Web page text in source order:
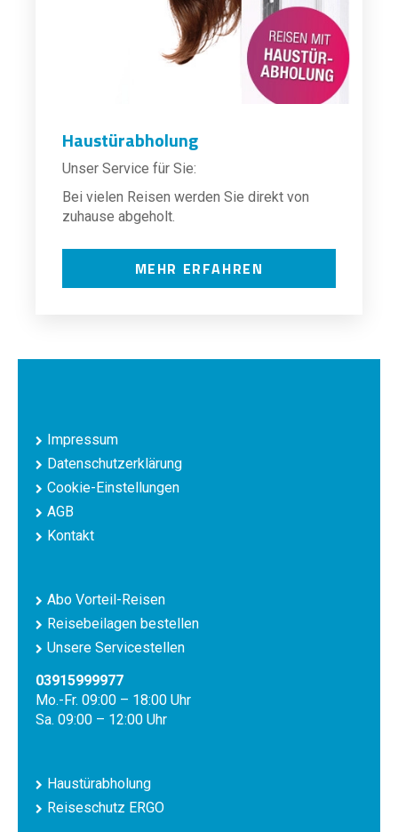
Haustürabholung
Unser Service für Sie:
Bei vielen Reisen werden Sie direkt von
zuhause abgeholt.
MEHR ERFAHREN
Impressum
Datenschutzerklärung
Cookie-Einstellungen
AGB
Kontakt
Abo Vorteil-Reisen
Reisebeilagen bestellen
Unsere Servicestellen
03915999977
Mo.-Fr. 09:00 – 18:00 Uhr
Sa. 09:00 – 12:00 Uhr
Haustürabholung
Reiseschutz ERGO